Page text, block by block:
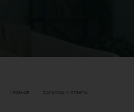
Главная → Вопросы и ответы